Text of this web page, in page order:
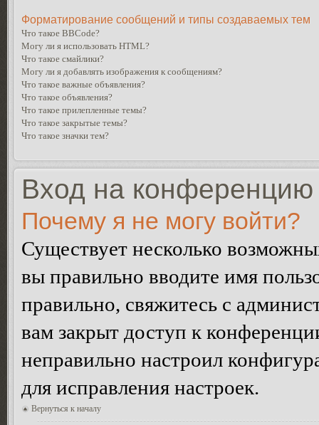
Форматирование сообщений и типы создаваемых тем
Что такое BBCode?
Могу ли я использовать HTML?
Что такое смайлики?
Могу ли я добавлять изображения к сообщениям?
Что такое важные объявления?
Что такое объявления?
Что такое прилепленные темы?
Что такое закрытые темы?
Что такое значки тем?
Вход на конференцию
Почему я не могу войти?
Существует несколько
вы правильно вводите имя
правильно, свяжитесь с
вам закрыт доступ к
неправильно настроил
для исправления настроек.
Вернуться к началу